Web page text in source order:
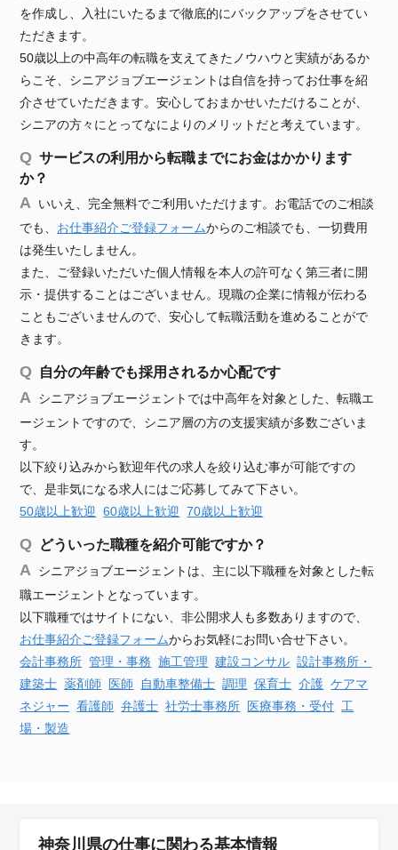
を作成し、入社にいたるまで徹底的にバックアップをさせてい
ただきます。
50歳以上の中高年の転職を支えてきたノウハウと実績があるか
らこそ、シニアジョブエージェントは自信を持ってお仕事を紹
介させていただきます。安心しておまかせいただけることが、
シニアの方々にとってなによりのメリットだと考えています。
サービスの利用から転職までにお金はかかります
か？
いいえ、完全無料でご利用いただけます。お電話でのご相談
でも、 お仕事紹介ご登録フォームからのご相談でも、一切費用
は発生いたしません。
また、ご登録いただいた個人情報を本人の許可なく第三者に開
示・提供することはございません。現職の企業に情報が伝わる
こともございませんので、安心して転職活動を進めることがで
きます。
自分の年齢でも採用されるか心配です
シニアジョブエージェントでは中高年を対象とした、転職エ
ージェントですので、シニア層の方の支援実績が多数ございま
す。
以下絞り込みから歓迎年代の求人を絞り込む事が可能ですの
で、是非気になる求人にはご応募してみて下さい。
50歳以上歓迎 60歳以上歓迎 70歳以上歓迎
どういった職種を紹介可能ですか？
シニアジョブエージェントは、主に以下職種を対象とした転
職エージェントとなっています。
以下職種ではサイトにない、非公開求人も多数ありますので、
お仕事紹介ご登録フォームからお気軽にお問い合せ下さい。
会計事務所 管理・事務 施工管理 建設コンサル 設計事務所・
建築士 薬剤師 医師 自動車整備士 調理 保育士 介護 ケアマ
ネジャー 看護師 弁護士 社労士事務所 医療事務・受付 工
場・製造
神奈川県の仕事に関わる基本情報